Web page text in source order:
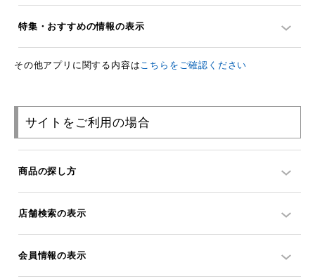
特集・おすすめの情報の表示
その他アプリに関する内容はこちらをご確認ください
サイトをご利用の場合
商品の探し方
店舗検索の表示
会員情報の表示